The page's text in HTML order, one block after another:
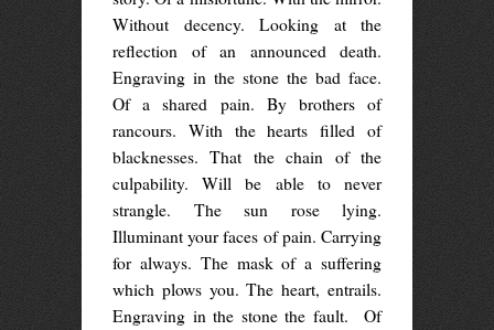
Without decency. Looking at the
reflection of an announced death.
Engraving in the stone the bad face.
Of a shared pain. By brothers of
rancours. With the hearts filled of
blacknesses. That the chain of the
culpability. Will be able to never
strangle. The sun rose lying.
Illuminant your faces of pain. Carrying
for always. The mask of a suffering
which plows you. The heart, entrails.
Engraving in the stone the fault. Of